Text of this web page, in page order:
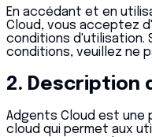
En accédant et en
Cloud, vous acceptez
conditions d'utilisation.
conditions, veuillez ne
2. Description
Adgents Cloud est
cloud qui permet aux